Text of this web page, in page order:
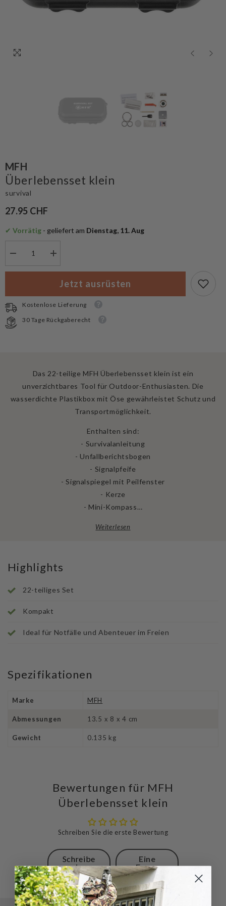
MFH
Überlebensset klein
survival
27.95 CHF
✔ Vorrätig - geliefert am Dienstag, 11. Aug
für
klein
Menge
für
MFH
Überlebensset
klein
Jetzt ausrüsten
Kostenlose Lieferung
30 Tage Rückgaberecht
Das 22-teilige MFH Überlebensset klein ist ein
unverzichtbares Tool für Outdoor-Enthusiasten. Die
wasserdichte Plastikbox mit Öse gewährleistet Schutz und
Transportmöglichkeit.
Enthalten sind:
- Survivalanleitung
- Unfallberichtsbogen
- Signalpfeife
- Signalspiegel mit Peilfenster
- Kerze
- Mini-Kompass…
Weiterlesen
Highlights
22-teiliges Set
Kompakt
Ideal für Notfälle und Abenteuer im Freien
Spezifikationen
Marke MFH
Abmessungen 13.5 x 8 x 4 cm
Gewicht 0.135 kg
Bewertungen für MFH
Überlebensset klein
Schreiben Sie die erste Bewertung
Schreibe
eine
Bewertung
Eine
Frage
stellen